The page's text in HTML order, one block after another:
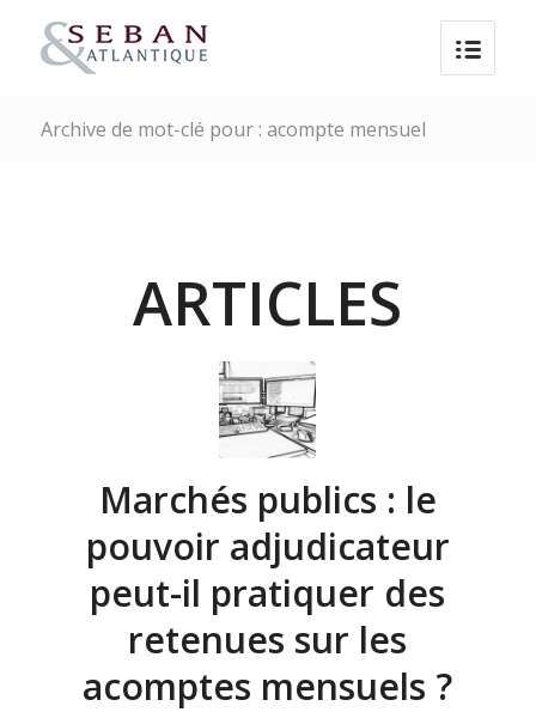
Archive de mot-clé pour : acompte mensuel
ARTICLES
Marchés publics : le
pouvoir adjudicateur
peut-il pratiquer des
retenues sur les
acomptes mensuels ?